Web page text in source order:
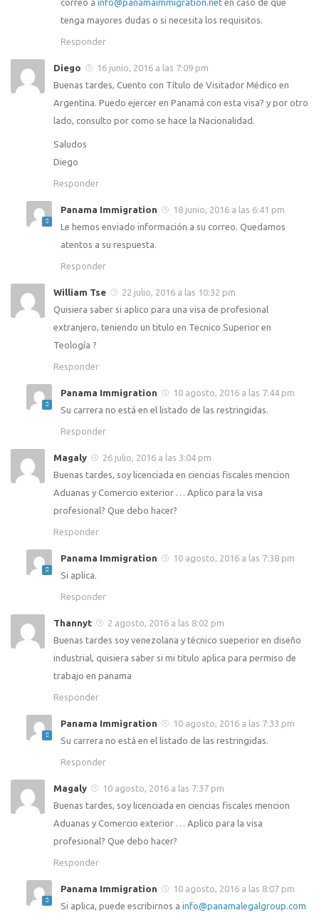
tenga mayores dudas o si necesita los requisitos.
Responder
Diego
16 junio, 2016 a las 7:09 pm
Buenas tardes, Cuento con Título de Visitador Médico en
Argentina. Puedo ejercer en Panamá con esta visa? y por otro
lado, consulto por como se hace la Nacionalidad.
Saludos
Diego
Responder
Panama Immigration
18 junio, 2016 a las 6:41 pm
Le hemos enviado información a su correo. Quedamos
atentos a su respuesta.
Responder
William Tse
22 julio, 2016 a las 10:32 pm
Quisiera saber si aplico para una visa de profesional
extranjero, teniendo un titulo en Tecnico Superior en
Teología ?
Responder
Panama Immigration
10 agosto, 2016 a las 7:44 pm
Su carrera no está en el listado de las restringidas.
Responder
Magaly
26 julio, 2016 a las 3:04 pm
Buenas tardes, soy licenciada en ciencias fiscales mencion
Aduanas y Comercio exterior … Aplico para la visa
profesional? Que debo hacer?
Responder
Panama Immigration
10 agosto, 2016 a las 7:38 pm
Si aplica.
Responder
Thannyt
2 agosto, 2016 a las 8:02 pm
Buenas tardes soy venezolana y técnico sueperior en diseño
industrial, quisiera saber si mi titulo aplica para permiso de
trabajo en panama
Responder
Panama Immigration
10 agosto, 2016 a las 7:33 pm
Su carrera no está en el listado de las restringidas.
Responder
Magaly
10 agosto, 2016 a las 7:37 pm
Buenas tardes, soy licenciada en ciencias fiscales mencion
Aduanas y Comercio exterior … Aplico para la visa
profesional? Que debo hacer?
Responder
Panama Immigration
10 agosto, 2016 a las 8:07 pm
Si aplica, puede escribirnos a info@panamalegalgroup.com